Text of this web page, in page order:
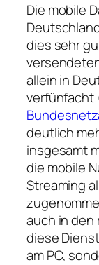
Die mobile
dies sehr
allein in
verfünfacht
deutlich
insgesamt
die mobile
Streaming
auch in den
diese
am PC,